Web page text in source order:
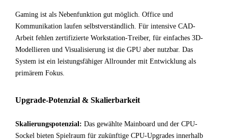
Gaming ist als Nebenfunktion gut möglich. Office und
Kommunikation laufen selbstverständlich. Für intensive CAD-
Arbeit fehlen zertifizierte Workstation-Treiber, für einfaches 3D-
Modellieren und Visualisierung ist die GPU aber nutzbar. Das
System ist ein leistungsfähiger Allrounder mit Entwicklung als
primärem Fokus.
Upgrade-Potenzial & Skalierbarkeit
Skalierungspotenzial: Das gewählte Mainboard und der CPU-
Sockel bieten Spielraum für zukünftige CPU-Upgrades innerhalb